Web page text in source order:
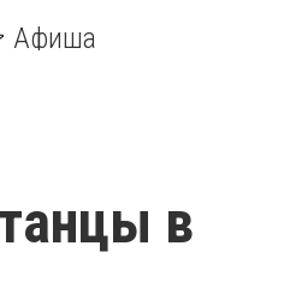
Афиша
в